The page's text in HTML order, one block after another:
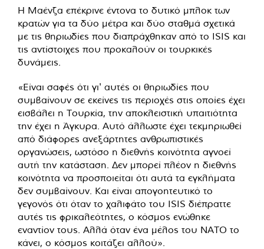
Η Μαένζα επέκρινε έντονα το δυτικό μπλοκ των
κρατών για τα δύο μέτρα και δύο σταθμά σχετικά
με τις θηριωδίες που διαπράχθηκαν από το ISIS και
τις αντίστοιχες που προκαλούν οι τουρκικές
δυνάμεις.
«Είναι σαφές ότι γι' αυτές οι θηριωδίες που
συμβαίνουν σε εκείνες τις περιοχές στις οποίες έχει
εισβάλει η Τουρκία, την αποκλειστική υπαιτιότητα
την έχει η Άγκυρα. Αυτό άλλωστε έχει τεκμηριωθεί
από διάφορες ανεξάρτητες ανθρωπιστικές
οργανώσεις, ωστόσο η διεθνής κοινότητα αγνοεί
αυτή την κατάσταση. Δεν μπορεί πλέον η διεθνής
κοινότητα να προσποιείται ότι αυτά τα εγκλήματα
δεν συμβαίνουν. Και είναι απογοητευτικό το
γεγονός ότι όταν το χαλιφάτο του ISIS διέπραττε
αυτές τις φρικαλεότητες, ο κόσμος ενώθηκε
εναντίον τους. Αλλά όταν ένα μέλος του ΝΑΤΟ το
κάνει, ο κόσμος κοιτάζει αλλού».